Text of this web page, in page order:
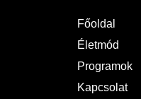
Főoldal
Életmód
Programok
Kapcsolat